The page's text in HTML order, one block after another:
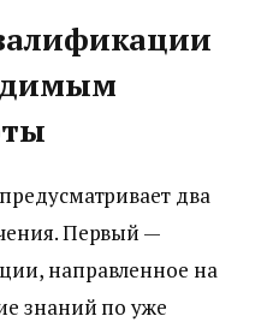
два
Первый —
направленное на
знаний по уже